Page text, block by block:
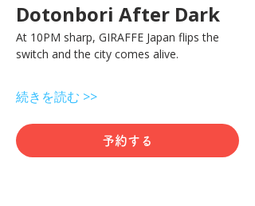
Dotonbori After Dark
At 10PM sharp, GIRAFFE Japan flips the
switch and the city comes alive.
続きを読む >>
予約する